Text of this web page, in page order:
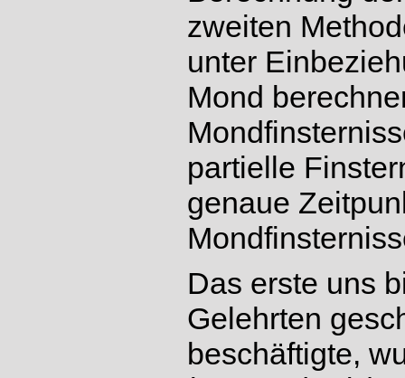
zweiten
unter
Mond
partielle
genaue
Das erste uns
Gelehrten
beschäftigte,